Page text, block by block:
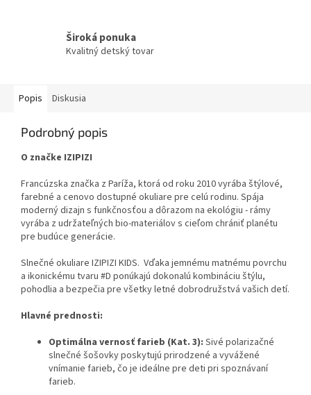
Široká ponuka
Kvalitný detský tovar
Popis Diskusia
Podrobný popis
O značke IZIPIZI
Francúzska značka z Paríža, ktorá od roku 2010 vyrába štýlové,
farebné a cenovo dostupné okuliare pre celú rodinu. Spája
moderný dizajn s funkčnosťou a dôrazom na ekológiu - rámy
vyrába z udržateľných bio-materiálov s cieľom chrániť planétu
pre budúce generácie.
Slnečné okuliare IZIPIZI KIDS. Vďaka jemnému matnému povrchu
a ikonickému tvaru #D ponúkajú dokonalú kombináciu štýlu,
pohodlia a bezpečia pre všetky letné dobrodružstvá vašich detí.
Hlavné prednosti:
Optimálna vernosť farieb (Kat. 3): Sivé polarizačné
slnečné šošovky poskytujú prirodzené a vyvážené
vnímanie farieb, čo je ideálne pre deti pri spoznávaní
farieb.